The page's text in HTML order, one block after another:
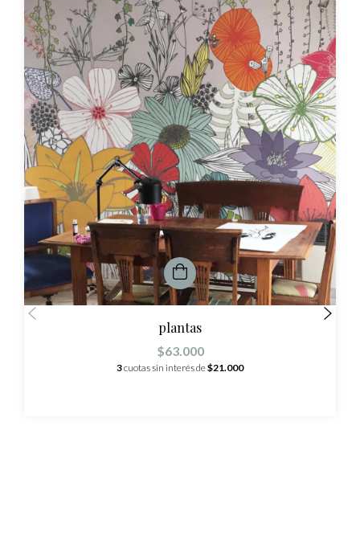
plantas
$63.000
3cuotas sin interés de$21.000